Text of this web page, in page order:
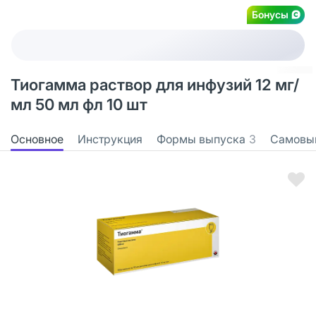
Бонусы
Тиогамма раствор для инфузий 12 мг/
мл 50 мл фл 10 шт
Основное Инструкция Формы выпуска 3